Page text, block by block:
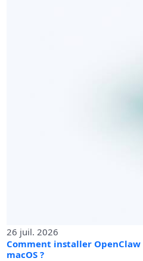
26 juil. 2026
Comment installer
macOS ?